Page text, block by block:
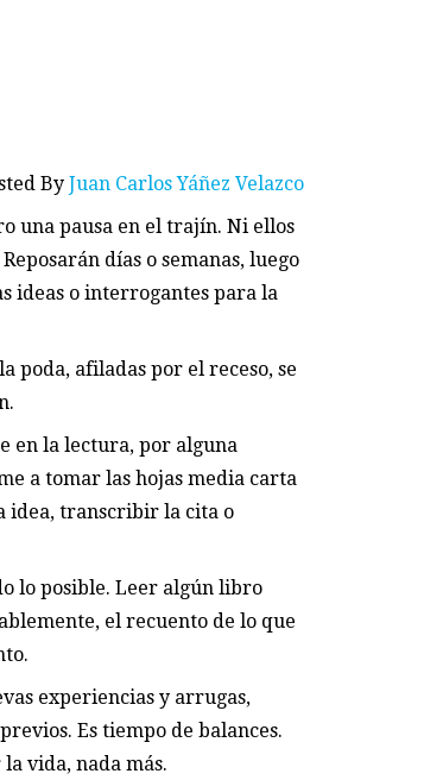
By Juan Carlos Yáñez Velazco
una pausa en el trajín. Ni ellos
días o semanas, luego
ideas o interrogantes para la
poda, afiladas por el receso, se
en la lectura, por alguna
a tomar las hojas media carta
idea, transcribir la cita o
lo posible. Leer algún libro
el recuento de lo que
experiencias y arrugas,
Es tiempo de balances.
vida, nada más.